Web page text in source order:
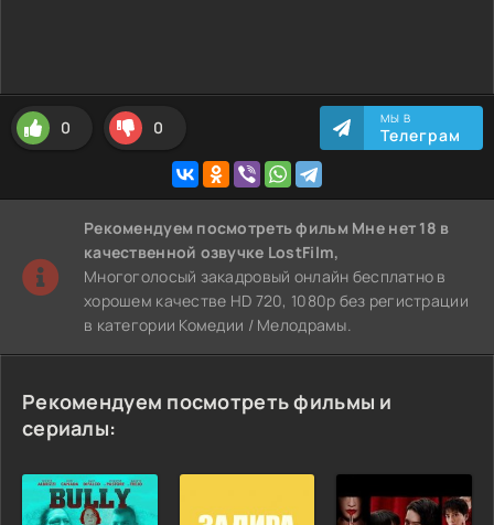
0 0 МЫ В
Телеграм
Рекомендуем посмотреть фильм Мне нет 18 в
качественной озвучке LostFilm,
Многоголосый закадровый онлайн бесплатно в
хорошем качестве HD 720, 1080p без регистрации
в категории Комедии / Мелодрамы.
Рекомендуем посмотреть фильмы и
сериалы: